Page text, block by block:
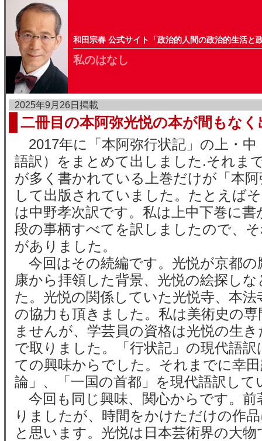
和田宗春 公式サイト「政治的人間の政治的生活と
私のはなし
2025年9月26日掲載
二冊目の本阿弥光悦の本が間もな
2017年に「本阿弥行状記」の上・中
語訳）をまとめて出しました.それま
が多く書かれている上巻だけが「本
して出版されていました。たとえば
は中野孝次訳です。私は上中下巻に
段の事柄すべてを訳しましたので、
がありました。
今回はその続編です。光悦が京都の
康から拝領した背景、光悦の絵探し
た。光悦の関係していた光悦寺、本法
の協力も頂きました。私は美術史の
ませんが、学芸員の資格は光悦の生
で取りました。「行状記」の現代語訳
ての興味からでした。それまでに幸
論」、「一国の首都」を現代語訳して
今回も同じ興味、関心からです。前
りましたが、時間をかけただけの作
と思います。光悦は日本芸術界の大